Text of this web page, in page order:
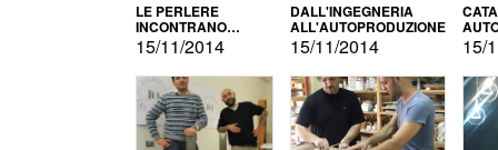
LE PERLERE
INCONTRANO
L'AUTOPRODUZIONE
15/11/2014
DALL'INGEGNERIA
ALL'AUTOPRODUZIONE
15/11/2014 15/